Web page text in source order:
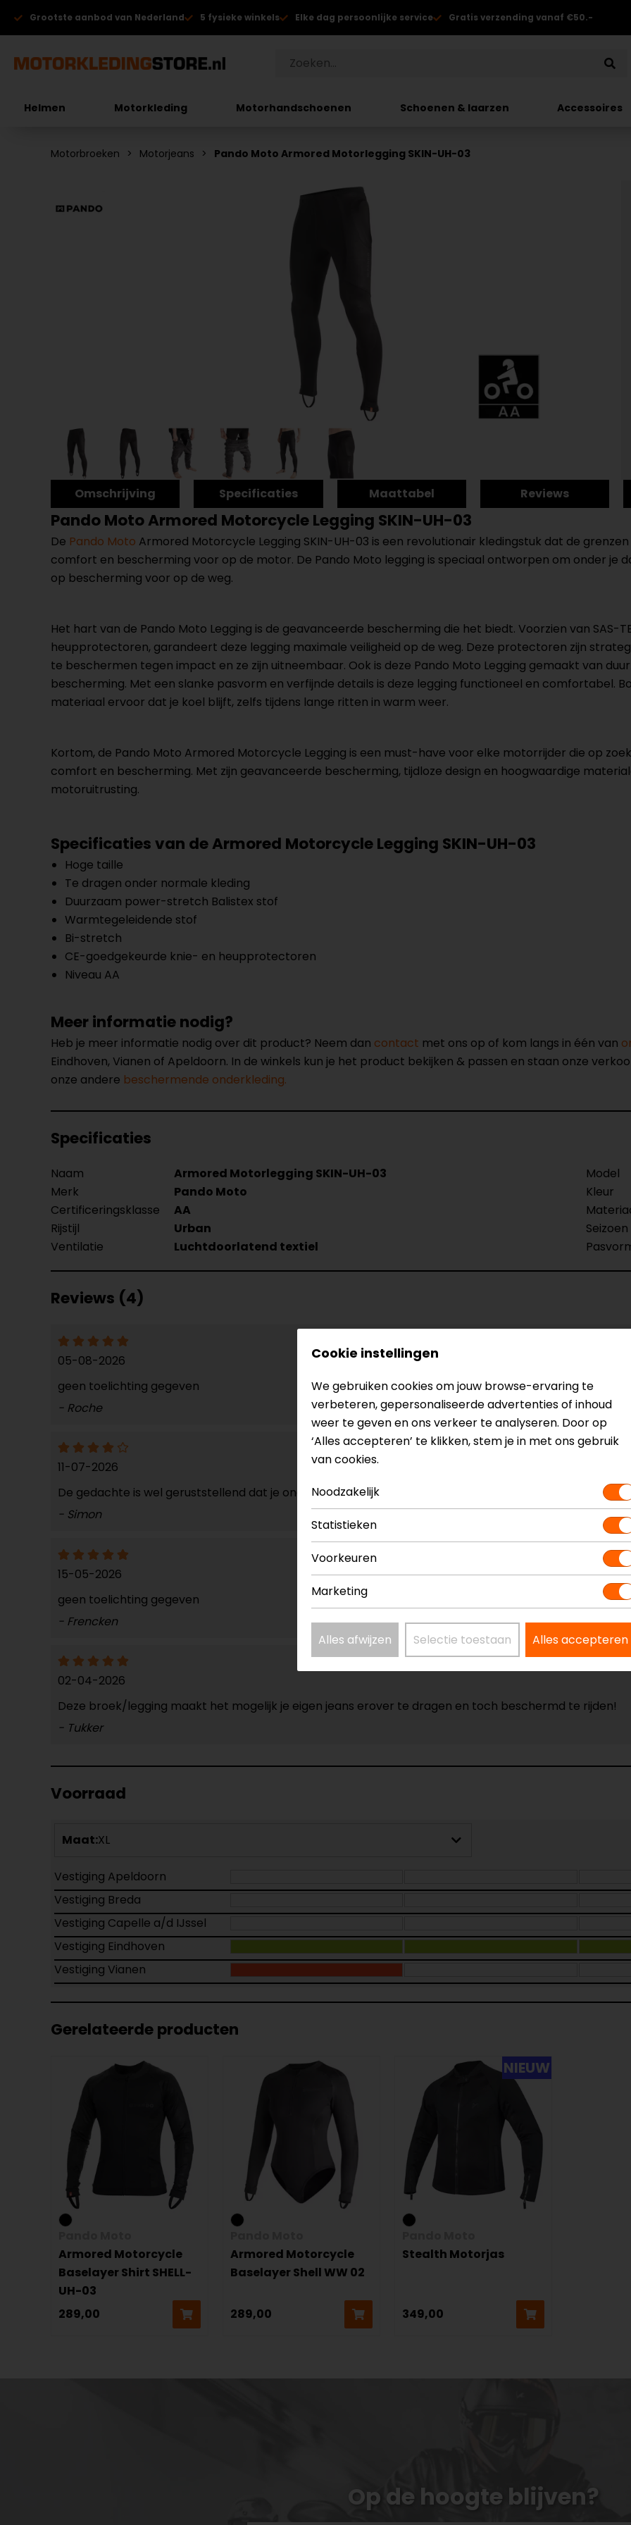
Grootste aanbod van Nederland 5 fysieke winkels Elke dag persoonlijke service Gratis verzending vanaf €50.-
Helmen Motorkleding Motorhandschoenen Schoenen & laarzen Accessoires
Motorbroeken Motorjeans Pando Moto Armored Motorlegging SKIN-UH-03
Omschrijving Specificaties Maattabel Reviews
Pando Moto Armored Motorcycle Legging SKIN-UH-03
De Pando Moto Armored Motorcycle Legging SKIN-UH-03 is een revolutionair kledingstuk dat de
comfort en bescherming voor op de motor. De Pando Moto legging is speciaal ontworpen om onder je
op bescherming voor op de weg.
Het hart van de Pando Moto Legging is de geavanceerde bescherming die het biedt. Voorzien van SAS-
heupprotectoren, garandeert deze legging maximale veiligheid op de weg. Deze protectoren zijn
te beschermen tegen impact en ze zijn uitneembaar. Ook is deze Pando Moto Legging gemaakt van
bescherming. Met een slanke pasvorm en verfijnde details is deze legging functioneel en comfortabel.
materiaal ervoor dat je koel blijft, zelfs tijdens lange ritten in warm weer.
Kortom, de Pando Moto Armored Motorcycle Legging is een must-have voor elke motorrijder die op
comfort en bescherming. Met zijn geavanceerde bescherming, tijdloze design en hoogwaardige
motoruitrusting.
Specificaties van de Armored Motorcycle Legging SKIN-UH-03
Hoge taille
Te dragen onder normale kleding
Duurzaam power-stretch Balistex stof
Warmtegeleidende stof
Bi-stretch
CE-goedgekeurde knie- en heupprotectoren
Niveau AA
Meer informatie nodig?
Heb je meer informatie nodig over dit product? Neem dan contact met ons op of kom langs in één van
Eindhoven, Vianen of Apeldoorn. In de winkels kun je het product bekijken & passen en staan onze
onze andere beschermende onderkleding.
Specificaties
Naam Armored Motorlegging SKIN-UH-03 Model
Merk
Pando Moto Kleur
Certificeringsklasse
AA
Rijstijl
Urban Seizoen
Ventilatie
Luchtdoorlatend textiel
Reviews (4)
05-08-2026
geen toelichting gegeven
- Roche
11-07-2026
De gedachte is wel geruststellend dat je onder normale kleding toch enigzins bescherming draagt.
- Simon
15-05-2026
geen toelichting gegeven
- Frencken
02-04-2026
Deze broek/legging maakt het mogelijk je eigen jeans erover te dragen en toch beschermd te rijden!
- Tukker
Voorraad
Maat:XL
Vestiging Apeldoorn
Vestiging Breda
Vestiging Capelle a/d IJssel
Vestiging Eindhoven
Vestiging Vianen
Gerelateerde producten
Armored Motorcycle
Baselayer Shirt SHELL-
UH-03
289,00
Armored Motorcycle
Baselayer Shell WW 02
289,00
NIEUW
Stealth Motorjas
349,00
Op de hoogte blijven?
Cookie instellingen
We gebruiken cookies om jouw browse-ervaring te
verbeteren, gepersonaliseerde advertenties of inhoud
weer te geven en ons verkeer te analyseren. Door op
‘Alles accepteren’ te klikken, stem je in met ons gebruik
van cookies.
Noodzakelijk
Statistieken
Voorkeuren
Marketing
Alles afwijzen Selectie toestaan Alles accepteren